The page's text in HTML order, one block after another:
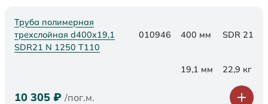
Труба полимерная
трехслойная d400x19,1
SDR21 N 1250 Т110
010946 400 мм SDR 21
19,1 мм 22,9 кг
10 305 ₽ /пог.м.